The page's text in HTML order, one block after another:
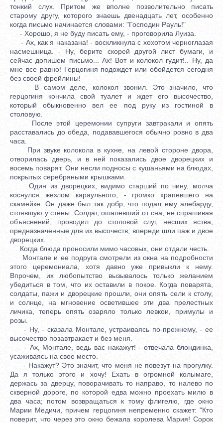
тонкий слух. Притом же вполне позволительно писать
старому другу, которого знаешь двенадцать лет, особенно
когда письмо начинается словами: "Господин Рауль!"
- Хорошо, я не буду писать ему, - проговорила Луиза.
- Ах, как я наказана! - воскликнула с хохотом черноглазая
насмешница. - Ну, берите скорей другой лист бумаги, и
сейчас допишем письмо... Ах! Вот и колокол гудит!.. Ну, да
мне все равно! Герцогиня подождет или обойдется сегодня
без своей фрейлины!
В самом деле, колокол звонил. Это значило, что
герцогиня кончила свой туалет и ждет его высочество,
который обыкновенно вел ее под руку из гостиной в
столовую.
После этой церемонии супруги завтракали и опять
расставались до обеда, подававшегося обычно ровно в два
часа.
При звуке колокола в кухне, на левой стороне двора,
отворилась дверь, и в ней показались двое дворецких и
восемь поварят. Они несли подносы с кушаньями на блюдах,
покрытых серебряными крышками.
Один из дворецких, видимо старший по чину, молча
коснулся жезлом караульного, - громко храпевшего на
скамейке. Он даже был так добр, что подал ему алебарду,
стоявшую у стены. Солдат, ошалевший от сна, не спрашивая
объяснений, проводил до столовой слуг, несших яства,
предназначенные для их высочеств; впереди шли паж и двое
дворецких.
Когда блюда проносили мимо часовых, они отдали честь.
Монтале и ее подруга смотрели из окна на подробности
этого церемониала, хотя давно уже привыкли к нему.
Впрочем, их любопытство вызывалось только желанием
убедиться в том, что их оставили в покое. Когда поварята,
солдаты, пажи и дворецкие прошли, они опять сели к столу,
и солнце, на мгновение осветившее эти два прелестных
личика, теперь опять озаряло только левкои, примулы и
розы.
- Ну, - сказала Монтале, устраиваясь по-прежнему, - ее
высочество позавтракает и без меня.
- Ах, Монтале, ведь вас накажут! - отвечала блондинка,
усаживаясь на свое место.
- Накажут? Это значит, что меня не повезут на прогулку.
Да я только этого и хочу! Ехать в огромной колымаге,
держась за дверцу, поворачивать то направо, то налево по
скверной дороге, по которой едва можно проехать милю в
два часа; потом возвращаться к тому флигелю, где окно
Марии Медичи, причем герцогиня непременно скажет: "Кто
поверит, что через это окно бежала королева Мария! Сорок